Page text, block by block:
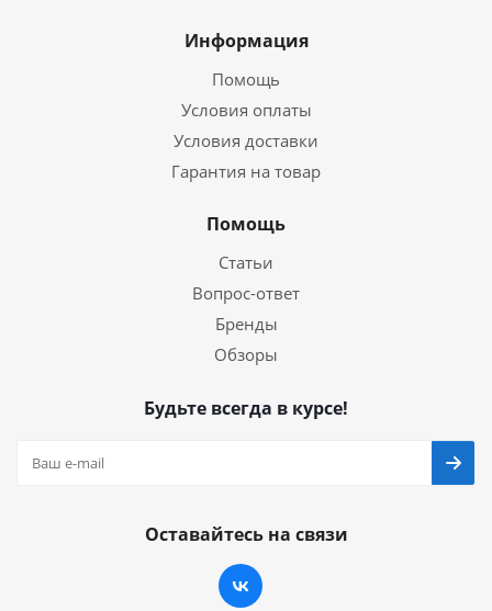
Информация
Помощь
Условия оплаты
Условия доставки
Гарантия на товар
Помощь
Статьи
Вопрос-ответ
Бренды
Обзоры
Будьте всегда в курсе!
Оставайтесь на связи